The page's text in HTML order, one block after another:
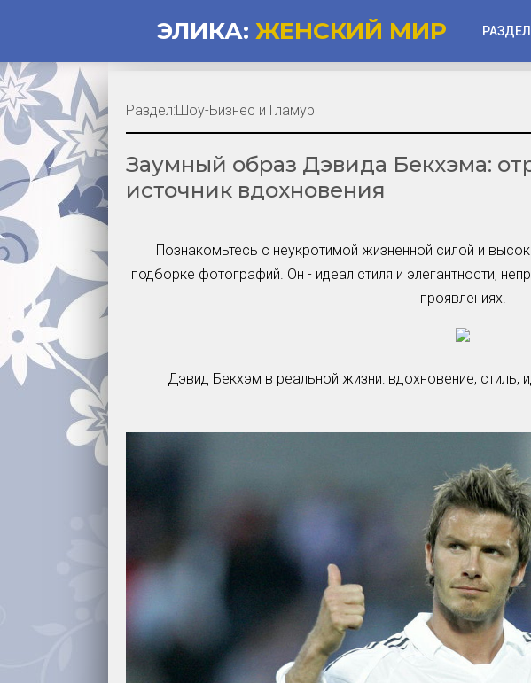
ЭЛИКА: ЖЕНСКИЙ МИР
Губы
Заумный образ Дэвида Бекхэма:
источник вдохновения
Познакомьтесь с неукротимой жизненной силой и
подборке фотографий. Он - идеал стиля и элегантности,
проявлениях.
Дэвид Бекхэм в реальной жизни: вдохновение, стиль,
Раздел:Шоу-Бизнес и Гламур